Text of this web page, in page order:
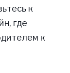
к
где
к